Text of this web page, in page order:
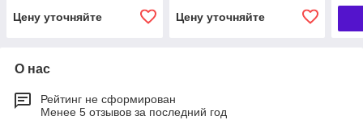
Цену уточняйте Цену уточняйте
О нас
Рейтинг не сформирован
Менее 5 отзывов за последний год